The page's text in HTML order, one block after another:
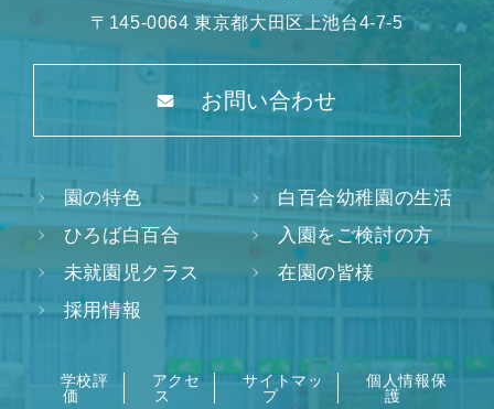
〒145-0064 東京都大田区上池台4-7-5
お問い合わせ
園の特色
白百合幼稚園の生活
ひろば白百合
入園をご検討の方
未就園児クラス
在園の皆様
採用情報
学校評
価
アクセ
ス
サイトマッ
プ
個人情報保
護